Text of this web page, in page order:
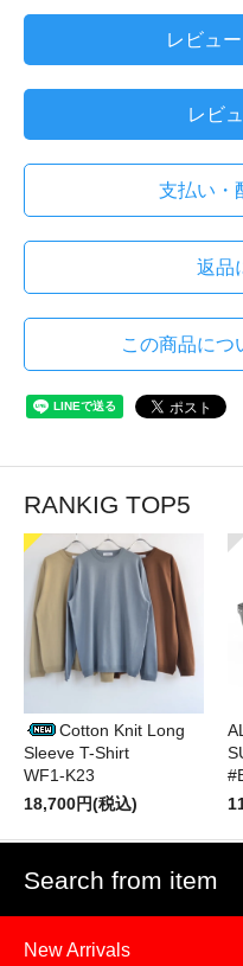
レビュ
レビ
支払い・
返品
この商品につ
RANKIG TOP5
Cotton Knit Long
Sleeve T-Shirt
WF1-K23
18,700円(税込)
Search from item
New Arrivals